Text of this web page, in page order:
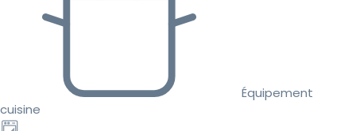
Équipement
cuisine